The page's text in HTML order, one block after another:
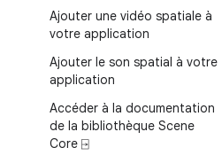
Ajouter une vidéo spatiale à
votre application
Ajouter le son spatial à votre
application
Accéder à la documentation
de la bibliothèque Scene
Core ⍈